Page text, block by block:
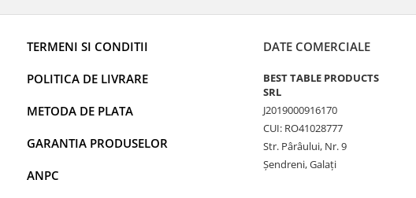
TERMENI SI CONDITII
POLITICA DE LIVRARE
METODA DE PLATA
GARANTIA PRODUSELOR
ANPC
DATE COMERCIALE
BEST TABLE PRODUCTS
SRL
J2019000916170
CUI: RO41028777
Str. Pârâului, Nr. 9
Șendreni, Galați